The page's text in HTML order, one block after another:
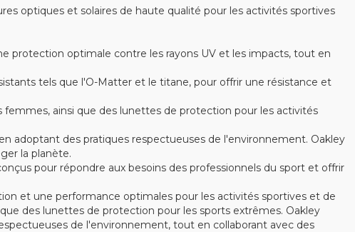
optiques et solaires de haute qualité pour les activités sportives
protection optimale contre les rayons UV et les impacts, tout en
tels que l'O-Matter et le titane, pour offrir une résistance et
ainsi que des lunettes de protection pour les activités
adoptant des pratiques respectueuses de l'environnement. Oakley
la planète.
pour répondre aux besoins des professionnels du sport et offrir
et une performance optimales pour les activités sportives et de
des lunettes de protection pour les sports extrêmes. Oakley
de l'environnement, tout en collaborant avec des